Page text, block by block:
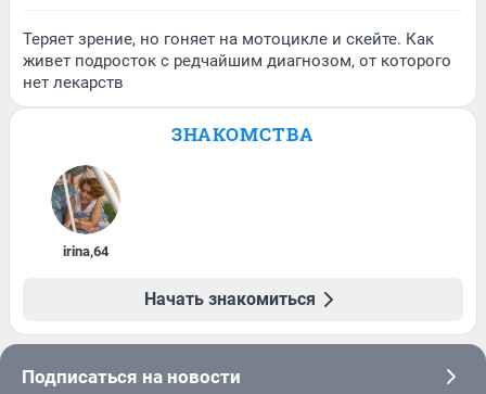
Теряет зрение, но гоняет на мотоцикле и скейте. Как
живет подросток с редчайшим диагнозом, от которого
нет лекарств
ЗНАКОМСТВА
irina,64
Начать знакомиться
Подписаться на новости